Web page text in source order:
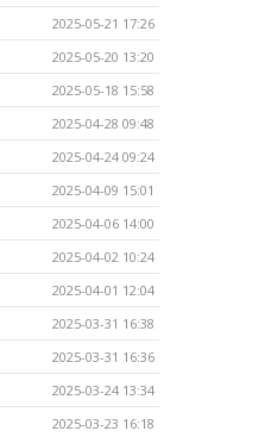
2025-05-21 17:26
2025-05-20 13:20
2025-05-18 15:58
2025-04-28 09:48
2025-04-24 09:24
2025-04-09 15:01
2025-04-06 14:00
2025-04-02 10:24
2025-04-01 12:04
2025-03-31 16:38
2025-03-31 16:36
2025-03-24 13:34
2025-03-23 16:18